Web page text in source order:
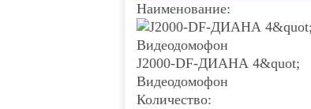
Наименование:
J2000-DF-ДИАНА 4&quot;
Видеодомофон
Количество: